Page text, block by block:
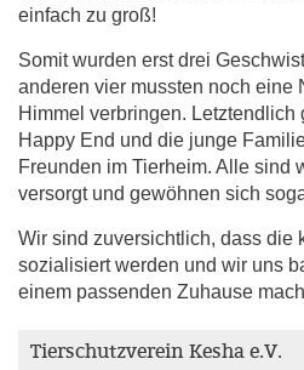
einfach zu groß!
Somit wurden erst drei
anderen vier mussten noch eine
Himmel verbringen. Letztendlich
Happy End und die junge
Freunden im Tierheim. Alle sind
versorgt und gewöhnen sich
Wir sind zuversichtlich, dass die
sozialisiert werden und wir uns
einem passenden Zuhause
Tierschutzverein Kesha e.V.